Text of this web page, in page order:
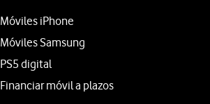
Móviles iPhone
Móviles Samsung
PS5 digital
Financiar móvil a plazos